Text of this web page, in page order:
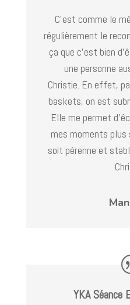
C’est comme le
régulièrement le
ça que c’est bien
une personne
Christie. En effet,
baskets, on est
Elle me permet
mes moments plus
soit pérenne et
YKA Séance